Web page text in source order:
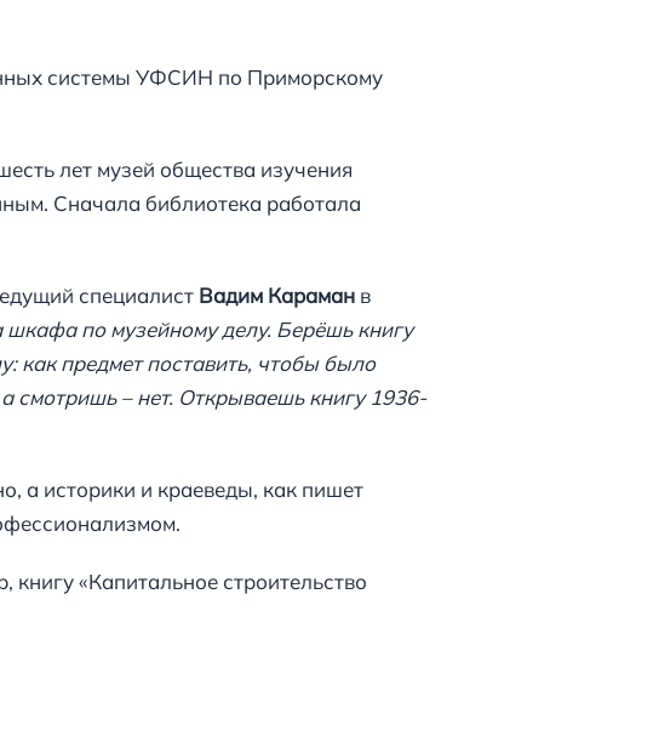
системы УФСИН по Приморскому
лет музей общества изучения
Сначала библиотека работала
специалист Вадим Караманв
по музейному делу. Берёшь книгу
как предмет поставить, чтобы было
смотришь – нет. Открываешь книгу 1936-
а историки и краеведы, как пишет
«Капитальное строительство